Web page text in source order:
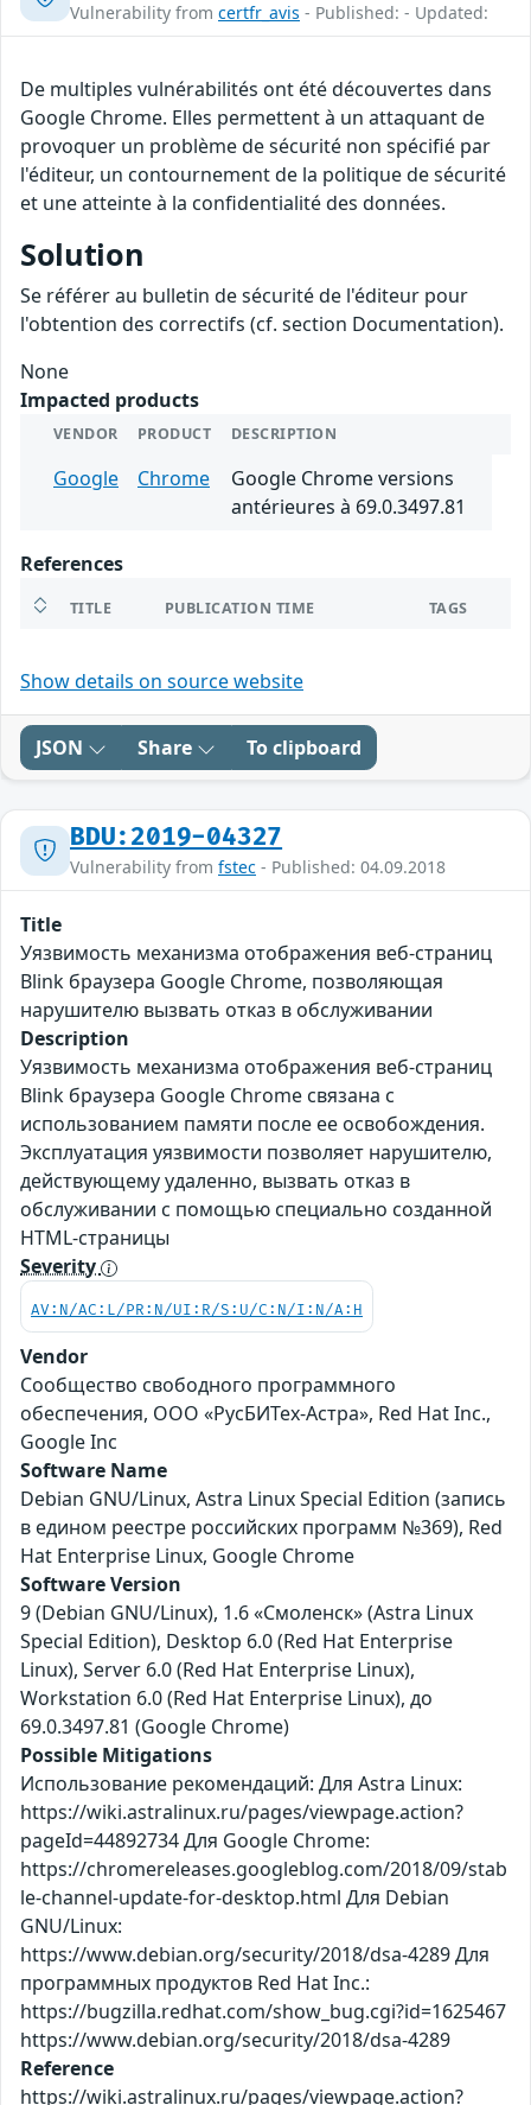
Vulnerability from certfr_avis - Published: - Updated:
De multiples vulnérabilités ont été découvertes dans
Google Chrome. Elles permettent à un attaquant de
provoquer un problème de sécurité non spécifié par
l'éditeur, un contournement de la politique de sécurité
et une atteinte à la confidentialité des données.
Solution
Se référer au bulletin de sécurité de l'éditeur pour
l'obtention des correctifs (cf. section Documentation).
None
Impacted products
VENDOR PRODUCT DESCRIPTION
Google Chrome
Google Chrome versions
antérieures à 69.0.3497.81
References
TITLE PUBLICATION TIME TAGS
Show details on source website
JSON Share To clipboard
BDU:2019-04327
Vulnerability from fstec - Published: 04.09.2018
Title
Уязвимость механизма отображения веб-страниц
Blink браузера Google Chrome, позволяющая
нарушителю вызвать отказ в обслуживании
Description
Уязвимость механизма отображения веб-страниц
Blink браузера Google Chrome связана с
использованием памяти после ее освобождения.
Эксплуатация уязвимости позволяет нарушителю,
действующему удаленно, вызвать отказ в
обслуживании с помощью специально созданной
HTML-страницы
Severity
AV:N/AC:L/PR:N/UI:R/S:U/C:N/I:N/A:H
Vendor
Сообщество свободного программного
обеспечения, ООО «РусБИТех-Астра», Red Hat Inc.,
Google Inc
Software Name
Debian GNU/Linux, Astra Linux Special Edition (запись
в едином реестре российских программ №369), Red
Hat Enterprise Linux, Google Chrome
Software Version
9 (Debian GNU/Linux), 1.6 «Смоленск» (Astra Linux
Special Edition), Desktop 6.0 (Red Hat Enterprise
Linux), Server 6.0 (Red Hat Enterprise Linux),
Workstation 6.0 (Red Hat Enterprise Linux), до
69.0.3497.81 (Google Chrome)
Possible Mitigations
Использование рекомендаций: Для Astra Linux:
https://wiki.astralinux.ru/pages/viewpage.action?
pageId=44892734 Для Google Chrome:
https://chromereleases.googleblog.com/2018/09/stab
le-channel-update-for-desktop.html Для Debian
GNU/Linux:
https://www.debian.org/security/2018/dsa-4289 Для
программных продуктов Red Hat Inc.:
https://bugzilla.redhat.com/show_bug.cgi?id=1625467
https://www.debian.org/security/2018/dsa-4289
Reference
https://wiki.astralinux.ru/pages/viewpage.action?